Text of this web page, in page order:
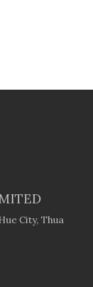
City, Thua